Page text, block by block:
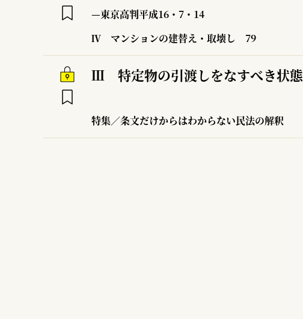
—東京高判平成16・7・14
Ⅳ マンションの建替え・取壊し
79
Ⅲ 特定物の引渡しをなすべき状態
特集／条文だけからはわからない民法の解釈